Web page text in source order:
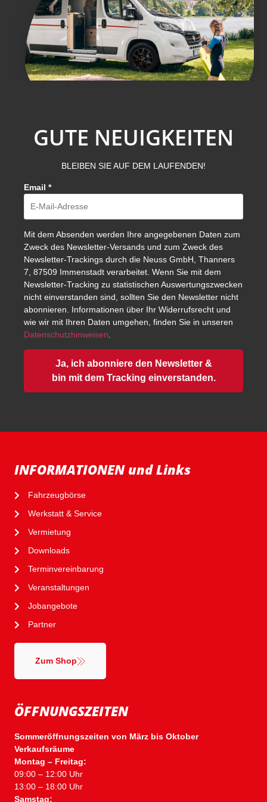
GUTE NEUIGKEITEN
BLEIBEN SIE AUF DEM LAUFENDEN!
Email *
Mit dem Absenden werden Ihre angegebenen Daten zum
Zweck des Newsletter-Versands und zum Zweck des
Newsletter-Trackings durch die Neuss GmbH, Thanners
7, 87509 Immenstadt verarbeitet. Wenn Sie mit dem
Newsletter-Tracking zu statistischen Auswertungszwecken
nicht einverstanden sind, sollten Sie den Newsletter nicht
abonnieren. Informationen über Ihr Widerrufsrecht und
wie wir mit Ihren Daten umgehen, finden Sie in unseren
Datenschutzhinweisen
Ja, ich abonniere den Newsletter &
bin mit dem Tracking einverstanden.
ÖFFNUNGSZEITEN
Sommeröffnungszeiten von März bis Oktober
Verkaufsräume
Montag – Freitag:
09:00 – 12:00 Uhr
13:00 – 18:00 Uhr
Samstag:
INFORMATIONEN und Links
Fahrzeugbörse
Werkstatt & Service
Vermietung
Downloads
Terminvereinbarung
Veranstaltungen
Jobangebote
Partner
Zum Shop